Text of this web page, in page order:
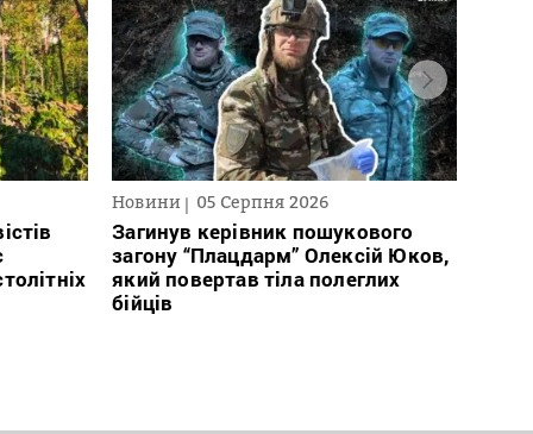
Новини 05 Серпня 2026
Загинув керівник пошукового
загону “Плацдарм” Олексій Юков,
який повертав тіла полеглих
бійців